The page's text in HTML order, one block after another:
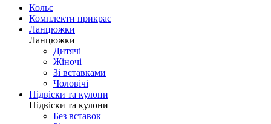
Кольє
Комплекти прикрас
Ланцюжки
Ланцюжки
Дитячі
Жіночі
Зі вставками
Чоловічі
Підвіски та кулони
Підвіски та кулони
Без вставок